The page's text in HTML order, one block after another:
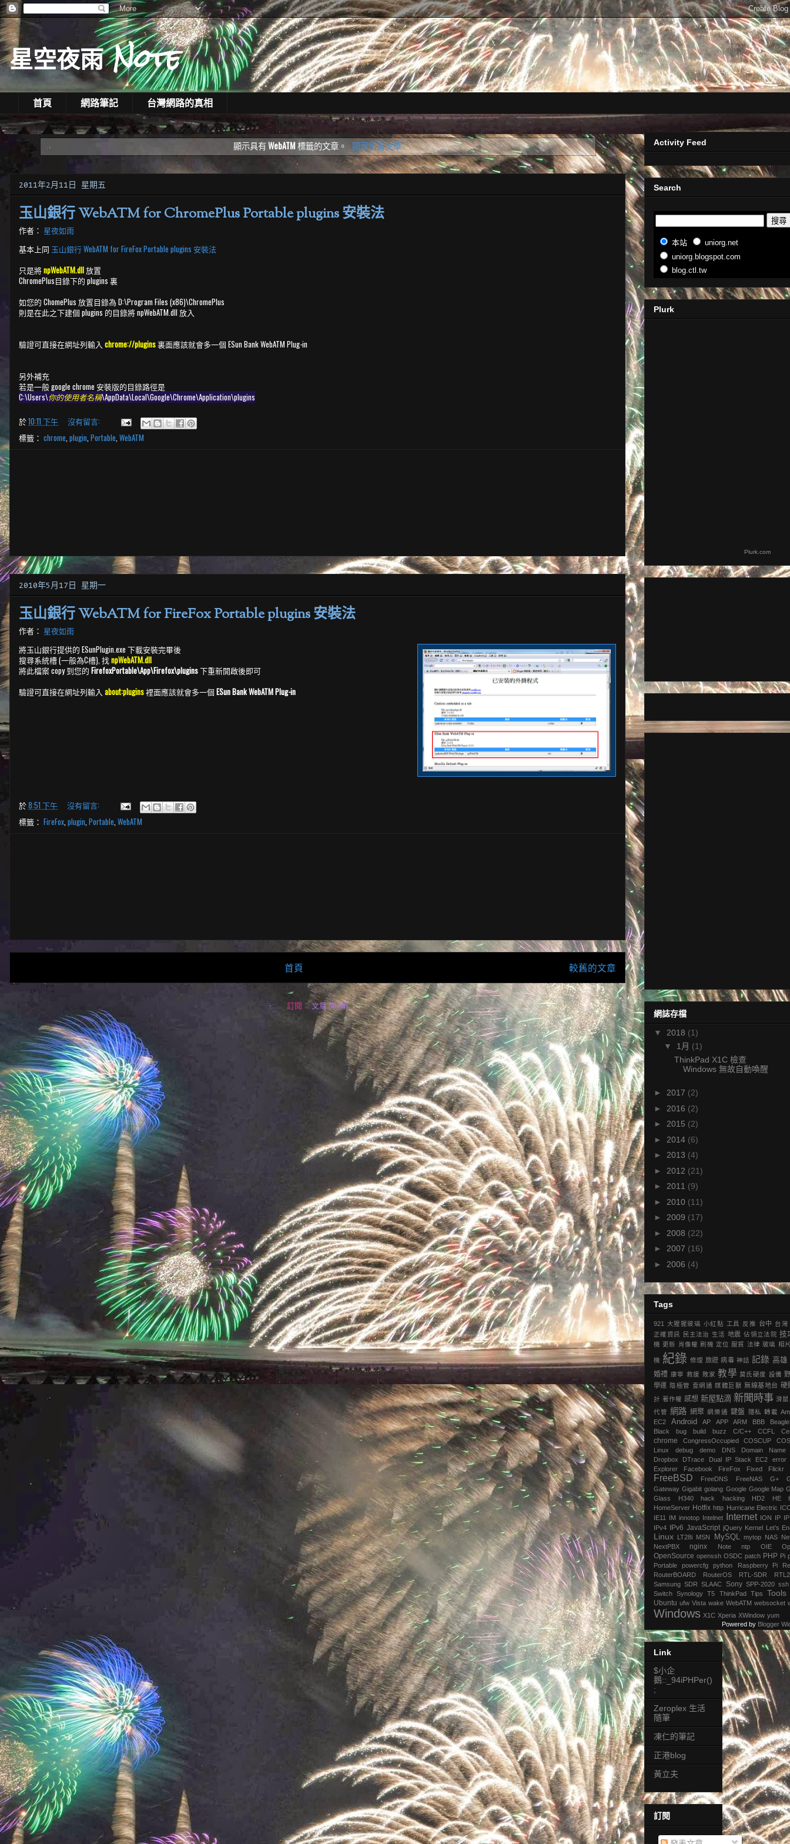
星空夜雨 Note
首頁 網路筆記 台灣網路的真相
顯示具有WebATM標籤的文章。 顯示所有文章
2011年2月11日 星期五
玉山銀行 WebATM for ChromePlus Portable plugins 安裝法
作者： 星夜如雨
基本上同 玉山銀行 WebATM for FireFox Portable plugins 安裝法
只是將npWebATM.dll放置
ChromePlus目錄下的 plugins 裏
如您的 ChomePlus 放置目錄為 D:\Program Files (x86)\ChromePlus
則是在此之下建個 plugins 的目錄將 npWebATM.dll 放入
驗證可直接在網址列輸入 chrome://plugins裏面應該就會多一個 ESun Bank WebATM Plug-in
另外補充
若是一般 google chrome 安裝版的目錄路徑是
C:\Users\你的使用者名稱\AppData\Local\Google\Chrome\Application\plugins
於10:11 下午
沒有留言:
標籤： chrome plugin Portable WebATM
2010年5月17日 星期一
玉山銀行 WebATM for FireFox Portable plugins 安裝法
作者： 星夜如雨
將玉山銀行提供的 ESunPlugin.exe 下載安裝完畢後
搜尋系統槽 (一般為C槽), 找 npWebATM.dll
將此檔案 copy 到您的 FirefoxPortable\App\Firefox\plugins下重新開啟後即可
驗證可直接在網址列輸入 about:plugins裡面應該就會多一個 ESun Bank WebATM Plug-in
於8:51 下午
沒有留言:
標籤： FireFox plugin Portable WebATM
較舊的文章
首頁
訂閱：文章 (Atom)
Activity Feed
Search
本站
uniorg.net
uniorg.blogspot.com
blog.ctl.tw
Plurk
Plurk.com
網誌存檔
▼ 2018 (1)
▼ 1月 (1)
ThinkPad X1C 檢查
Windows 無故自動喚醒
► 2017 (2)
► 2016 (2)
► 2015 (2)
► 2014 (6)
► 2013 (4)
► 2012 (21)
► 2011 (9)
► 2010 (11)
► 2009 (17)
► 2008 (22)
► 2007 (16)
► 2006 (4)
Tags
921 大猩猩玻璃 小紅點 工具 反推 台中 台灣
正確資訊
民主法治 生活 地震 ‎佔領立法院‬ 技
機 更新 肖像權 刷機 定位 服貿 法律 玻璃 相
機 紀錄 修理 旅遊 病毒 神話 記錄 高雄
婚禮 康寧 救援 敗家 教學 莫氏硬度 設備
學運 陰極管 壹網通 媒體巨獸 無線基地台 硬
計 著作權 感想 新屋點滴 新聞時事 滑鼠
代管 網路 網聚 網樂通 鍵盤 隱私 轉載
EC2
Android AP APP ARM BBB
Black
bug build buzz C/C++ CCFL
chrome ‎CongressOccupied COSCUP
Linux
debug demo DNS
Domain Name
Dropbox
DTrace Dual IP Stack EC2
error
Explorer
Facebook FireFox Fixed Flickr
FreeBSD FreeDNS FreeNAS G+
Gateway Gigabit golang Google Google Map
Glass
H340 hack hacking HD2 HE
HomeServer Hotfix http Hurricane Electric
IE11
IM innotop Intelnet Internet ION IP
IPv4
IPv6 JavaScript jQuery Kernel Let’s
Linux LT28i MSN MySQL mytop NAS
NextPBX
nginx Note ntp OIE
OpenSource openssh OSDC patch PHP Pi
Portable
powercfg python Raspberry Pi
RouterBOARD
RouterOS RTL-SDR
Samsung SDR SLAAC Sony SPP-2020 ssh
Switch Synology T5 ThinkPad Tips Tools
Ubuntu ufw Vista wake WebATM websocket
Windows X1C Xperia XWindow yum
Powered by Blogger
Link
$小企
鵝::_94iPHPer()
;
Zeroplex 生活
隨筆
凍仁的筆記
正港blog
黃立夫
訂閱